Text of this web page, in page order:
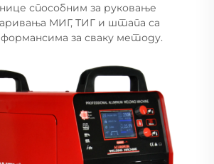
способним за руковање
МИГ, ТИГ и штапа са
за сваку методу.